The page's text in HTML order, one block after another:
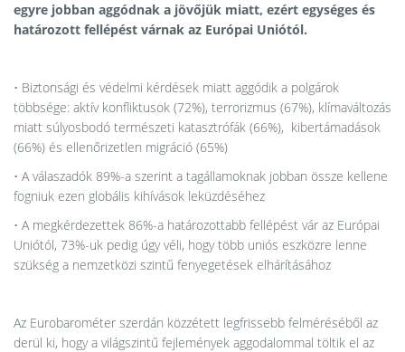
egyre jobban aggódnak a jövőjük miatt, ezért egységes és
határozott fellépést várnak az Európai Uniótól.
• Biztonsági és védelmi kérdések miatt aggódik a polgárok
többsége: aktív konfliktusok (72%), terrorizmus (67%), klímaváltozás
miatt súlyosbodó természeti katasztrófák (66%), kibertámadások
(66%) és ellenőrizetlen migráció (65%)
• A válaszadók 89%-a szerint a tagállamoknak jobban össze kellene
fogniuk ezen globális kihívások leküzdéséhez
• A megkérdezettek 86%-a határozottabb fellépést vár az Európai
Uniótól, 73%-uk pedig úgy véli, hogy több uniós eszközre lenne
szükség a nemzetközi szintű fenyegetések elhárításához
Az Eurobarométer szerdán közzétett legfrissebb felméréséből az
derül ki, hogy a világszintű fejlemények aggodalommal töltik el az